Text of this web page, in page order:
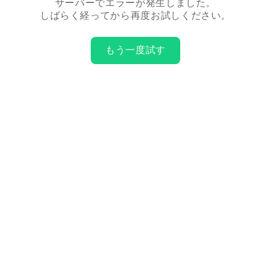
サーバーでエラーが発生しました。
しばらく経ってから再度お試しください。
もう一度試す